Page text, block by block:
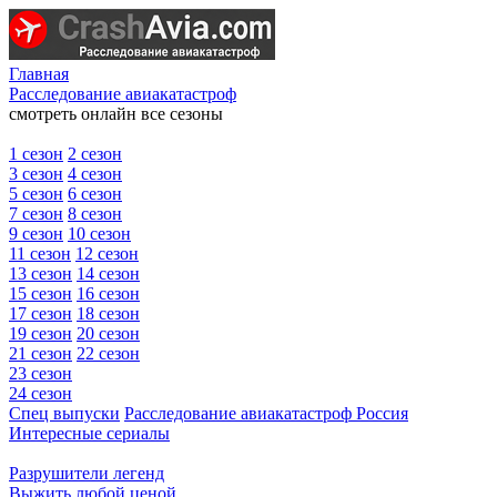
Главная
Расследование авиакатастроф
смотреть онлайн все сезоны
1 сезон 2 сезон
3 сезон 4 сезон
5 сезон 6 сезон
7 сезон 8 сезон
9 сезон 10 сезон
11 сезон 12 сезон
13 сезон 14 сезон
15 сезон 16 сезон
17 сезон 18 сезон
19 сезон 20 сезон
21 сезон 22 сезон
23 сезон
24 сезон
Спец выпуски Расследование авиакатастроф Россия
Интересные сериалы
Разрушители легенд
Выжить любой ценой